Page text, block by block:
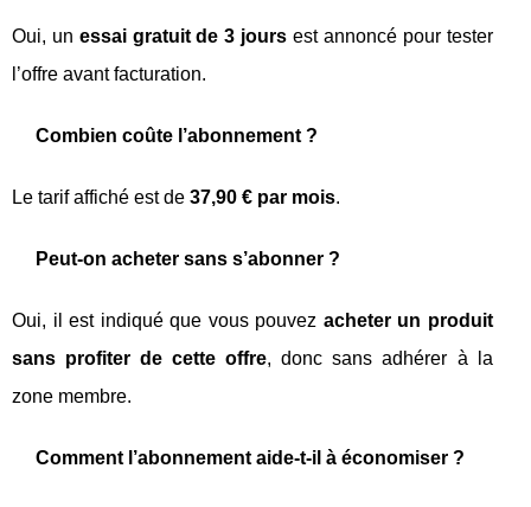
Oui, un essai gratuit de 3 jours est annoncé pour tester
l’offre avant facturation.
Combien coûte l’abonnement ?
Le tarif affiché est de 37,90 € par mois.
Peut-on acheter sans s’abonner ?
Oui, il est indiqué que vous pouvez acheter un produit
sans profiter de cette offre, donc sans adhérer à la
zone membre.
Comment l’abonnement aide-t-il à économiser ?